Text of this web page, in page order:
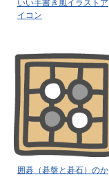
いい手書き風イラストア
イコン
囲碁（碁盤と碁石）のか